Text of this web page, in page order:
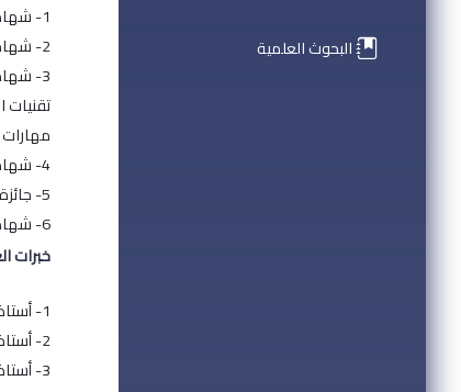
البحوث العلمية
1- شهادة في تدريس اللغة عبر الإنترنت - جامعة أريزونا ستيت - الولايات المتحدة الأمريكية.
2- شهادة في الذكاء العاطفي (المرونة والصحة العقلية) - منصة أدمي.
3- شهادات في المهارات التالية من مدرسة العاصمة للأعمال والإدارة - المملكة المتحدة البريطانية:
تقنيات
مهارات
4- شهادة قيادة الحاسوب ICDL.
5- جائزة (نيستبي) Nestby للامتياز في دراسة الأدب الأميركي - برعاية المركز الثقافي الأميركي، دمشق - سورية.
6- شهادة في تدريس اللغة الإنكليزية كلغة أجنبية TEFEL بعد اتباع دورة تدريبية في معهد اللغات - جامعة البعث - حمص
خبرات
1- أستاذ مساعد، قسم اللغة الإنكليزية، كلية الآداب والعلوم الإنسانية، جامعة البعث - حمص.
2- أستاذ مساعد في برنامج التعليم المفتوح، الترجمة، قسم اللغة الإنكليزية، كلية الآداب والعلوم الإنسانية، جامعة البعث - حمص.
3- أستاذ مساعد، كلية الترجمة واللغات، الجامعة العربية الخاصة للعلوم والتكنولوجيا - حماة.